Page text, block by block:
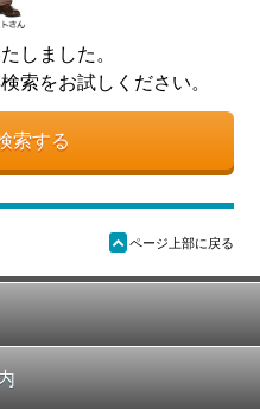
しました。
索をお試しください。
索する
ü ページ上部に戻る